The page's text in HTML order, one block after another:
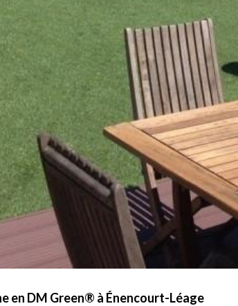
en DM Green® à Énencourt-Léage